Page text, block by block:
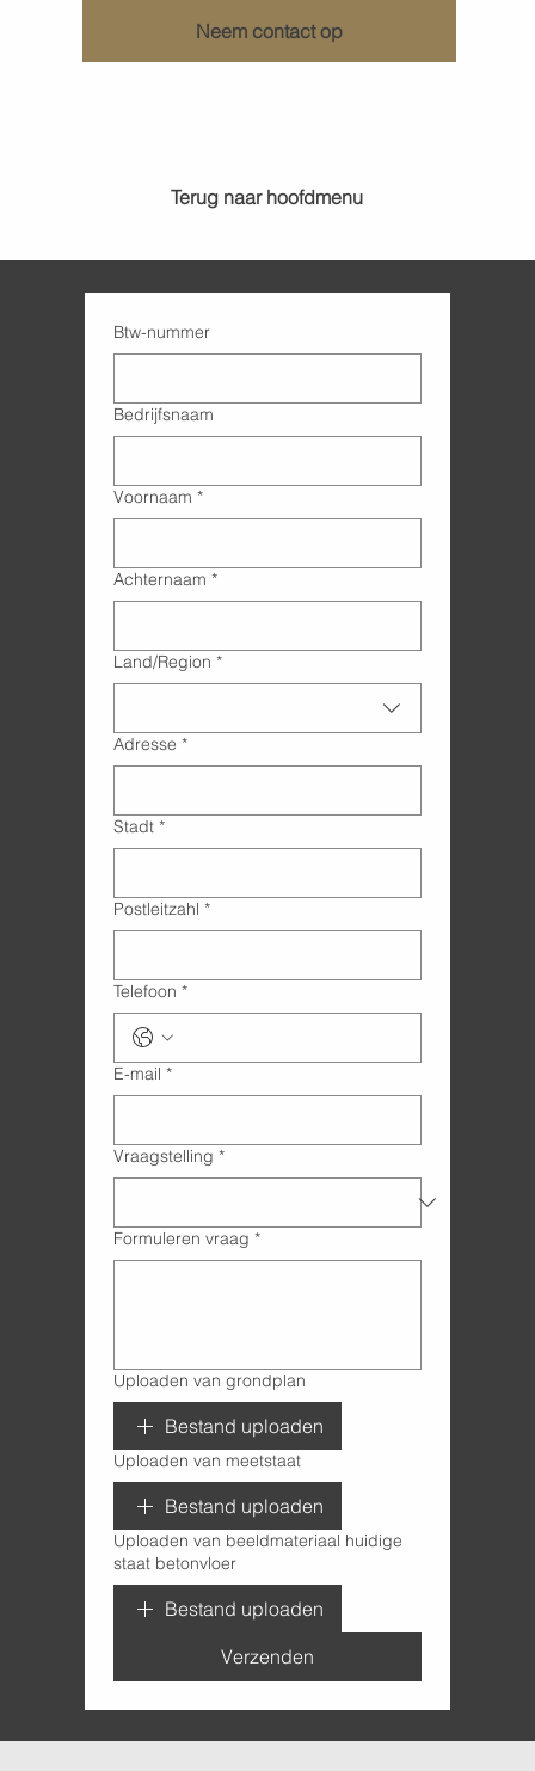
Neem contact op
Terug naar hoofdmenu
Btw-nummer
Bedrijfsnaam
Voornaam *
Achternaam *
Adres met meerdere regels
Land/Region *
Adresse *
Stadt *
Postleitzahl *
Telefoon *
E-mail *
Vraagstelling *
Formuleren vraag *
Uploaden van grondplan
Bestand uploaden
Uploaden van meetstaat
Bestand uploaden
Uploaden van beeldmateriaal huidige
staat betonvloer
Bestand uploaden
Verzenden